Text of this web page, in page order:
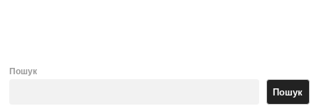
Пошук
Пошук